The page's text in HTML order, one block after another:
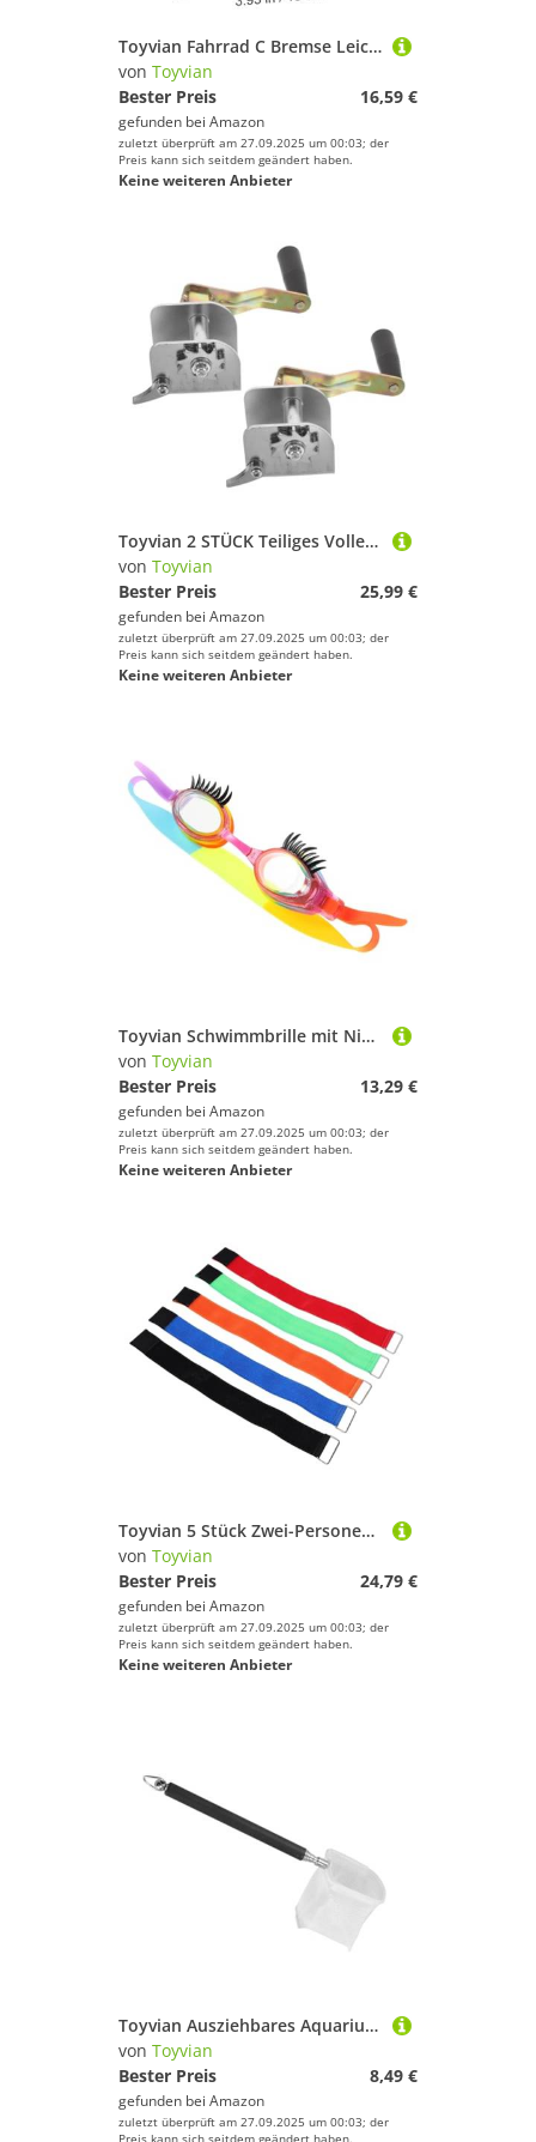
Toyvian Fahrrad C Bremse Leicht Kompakt Sicher Passend für Rennrad Mountainbike Vorder Hinterrad Praktische Bremsklammer Einfach zu Montieren Langlebig
von Toyvian
Bester Preis
16,59 €
gefunden bei Amazon
zuletzt überprüft am 27.09.2025 um 00:03; der
Preis kann sich seitdem geändert haben.
Keine weiteren Anbieter
Toyvian 2 STÜCK Teiliges Volleyball Netz Spannset mit Handkurbel Verstellbarer Netzstraffer für Garten und Outdoor Sport Langlebiges Zubehör für Badminton und Volleyballnetzständer
von Toyvian
Bester Preis
25,99 €
gefunden bei Amazon
zuletzt überprüft am 27.09.2025 um 00:03; der
Preis kann sich seitdem geändert haben.
Keine weiteren Anbieter
Toyvian Schwimmbrille mit Niedlichen Wimpern Anti-fog Auslaufsicher Bequeme Passform Inklusive Tragbarem Schutzetui für Schwimmbad Strand und Schwimmunterricht
von Toyvian
Bester Preis
13,29 €
gefunden bei Amazon
zuletzt überprüft am 27.09.2025 um 00:03; der
Preis kann sich seitdem geändert haben.
Keine weiteren Anbieter
Toyvian 5 Stück Zwei-Personen-dreibeingurt Geburtstagsspiele Im Freien Teamspiele Im Fitnessstudio Gruppenspiele Für Erwachsene Karneval -staffelversorgung Schultagesagelung Nylon
von Toyvian
Bester Preis
24,79 €
gefunden bei Amazon
zuletzt überprüft am 27.09.2025 um 00:03; der
Preis kann sich seitdem geändert haben.
Keine weiteren Anbieter
Toyvian Ausziehbares Aquarium fischnetz Quadratisch mit Dehnbarem Rutschfestem Griff für Garnelenfang und Fischreinigung im Teich und Aquarium Leichtes Feinmaschiges Keschernetz
von Toyvian
Bester Preis
8,49 €
gefunden bei Amazon
zuletzt überprüft am 27.09.2025 um 00:03; der
Preis kann sich seitdem geändert haben.